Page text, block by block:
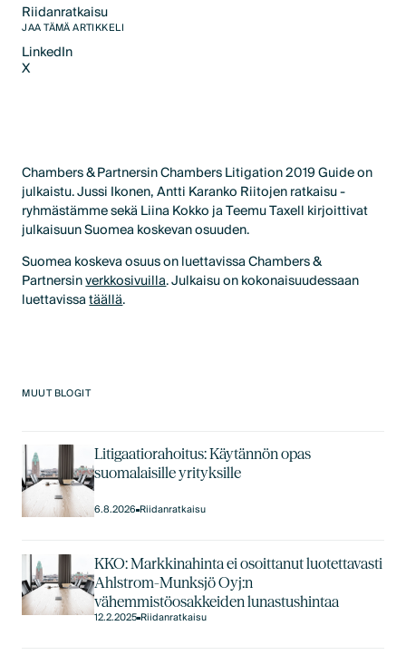
Riidanratkaisu
Text Link
JAA TÄMÄ ARTIKKELI
LinkedIn
LinkedIn
X
Chambers & Partnersin Chambers Litigation 2019 Guide on
julkaistu. Jussi Ikonen, Antti Karanko Riitojen ratkaisu -
ryhmästämme sekä Liina Kokko ja Teemu Taxell kirjoittivat
julkaisuun Suomea koskevan osuuden.
Suomea koskeva osuus on luettavissa Chambers &
Partnersinverkkosivuilla. Julkaisu on kokonaisuudessaan
luettavissatäällä.
MUUT BLOGIT
Litigaatiorahoitus: Käytännön opas
suomalaisille yrityksille
6.8.2026Riidanratkaisu
KKO: Markkinahinta ei osoittanut luotettavasti
Ahlstrom-Munksjö Oyj:n
vähemmistöosakkeiden lunastushintaa
12.2.2025Riidanratkaisu